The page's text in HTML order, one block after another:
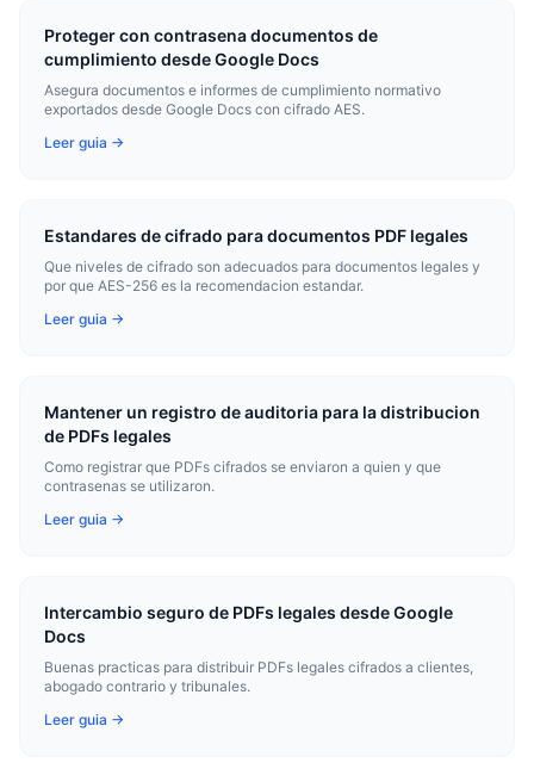
Proteger con contrasena documentos de
cumplimiento desde Google Docs
Asegura documentos e informes de cumplimiento normativo
exportados desde Google Docs con cifrado AES.
Leer guia →
Estandares de cifrado para documentos PDF legales
Que niveles de cifrado son adecuados para documentos legales y
por que AES-256 es la recomendacion estandar.
Leer guia →
Mantener un registro de auditoria para la distribucion
de PDFs legales
Como registrar que PDFs cifrados se enviaron a quien y que
contrasenas se utilizaron.
Leer guia →
Intercambio seguro de PDFs legales desde Google
Docs
Buenas practicas para distribuir PDFs legales cifrados a clientes,
abogado contrario y tribunales.
Leer guia →